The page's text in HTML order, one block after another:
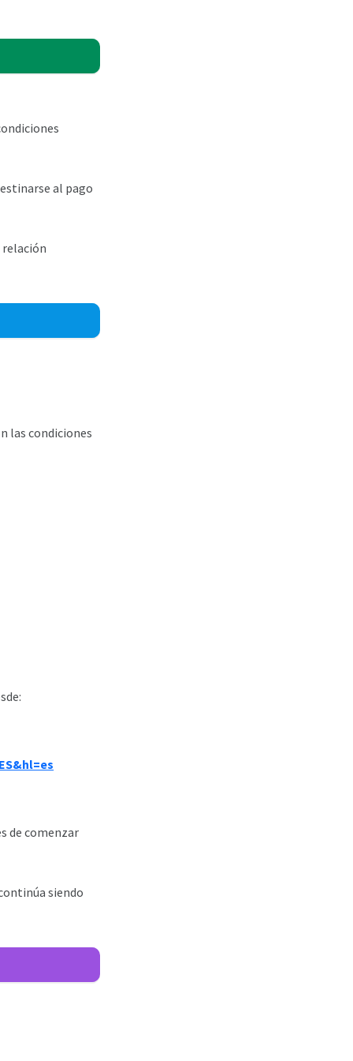
al pago
relación
las condiciones
de comenzar
siendo